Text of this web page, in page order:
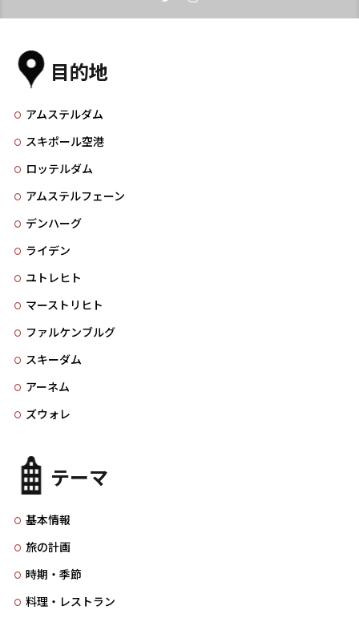
目的地
アムステルダム
スキポール空港
ロッテルダム
アムステルフェーン
デンハーグ
ライデン
ユトレヒト
マーストリヒト
ファルケンブルグ
スキーダム
アーネム
ズウォレ
テーマ
基本情報
旅の計画
時期・季節
料理・レストラン